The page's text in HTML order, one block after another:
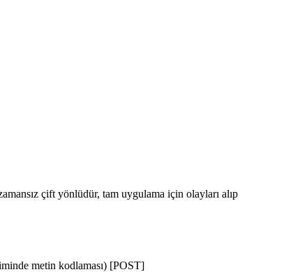
çift yönlüdür, tam uygulama için olayları alıp
metin kodlaması) [POST]